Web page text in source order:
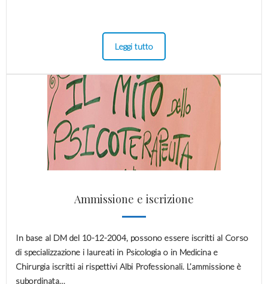
Leggi tutto
Ammissione e iscrizione
In base al DM del 10-12-2004, possono essere iscritti al Corso
di specializzazione i laureati in Psicologia o in Medicina e
Chirurgia iscritti ai rispettivi Albi Professionali. L’ammissione è
subordinata…